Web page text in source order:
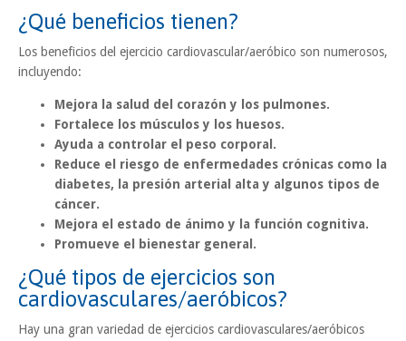
¿Qué beneficios tienen?
Los beneficios del ejercicio cardiovascular/aeróbico son numerosos,
incluyendo:
Mejora la salud del corazón y los pulmones.
Fortalece los músculos y los huesos.
Ayuda a controlar el peso corporal.
Reduce el riesgo de enfermedades crónicas como la
diabetes, la presión arterial alta y algunos tipos de
cáncer.
Mejora el estado de ánimo y la función cognitiva.
Promueve el bienestar general.
¿Qué tipos de ejercicios son
cardiovasculares/aeróbicos?
Hay una gran variedad de ejercicios cardiovasculares/aeróbicos